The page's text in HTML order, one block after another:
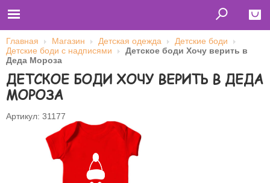
Close
Главная
Футболки
Толстовки (кенгурушки)
Лонгсливы
Оплата и доставка
Сотрудничество
Главная Магазин Детская одежда
Детские боди
Детские боди с надписями
Детское боди Хочу верить в
Деда Мороза
ДЕТСКОЕ БОДИ ХОЧУ ВЕРИТЬ В ДЕДА
МОРОЗА
Артикул: 31177